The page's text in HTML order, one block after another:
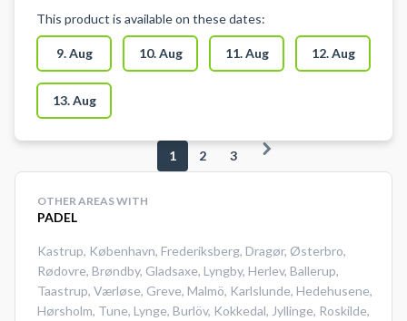
Karlslunde og spil padel tennis i
Karlslunde Padelcenter indendørs
kvalitets padelbaner. Book en
padel bane med optimal indendørs
belysning og adgang til
omklædning og badefaciliteter.
PADELPIT tilbyder leje af bat og
tennis bolde kan købes på stedet.
This product is available on these dates:
9. Aug 10. Aug 11. Aug 12. Aug
13. Aug
1 2 3
OTHER AREAS WITH
PADEL
Kastrup, København, Frederiksberg, Dragør, Østerbro,
Rødovre, Brøndby, Gladsaxe, Lyngby, Herlev, Ballerup,
Taastrup, Værløse, Greve, Malmö, Karlslunde, Hedehusene,
Hørsholm, Tune, Lynge, Burlöv, Kokkedal, Jyllinge, Roskilde,